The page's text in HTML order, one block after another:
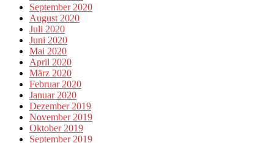
September 2020
August 2020
Juli 2020
Juni 2020
Mai 2020
April 2020
März 2020
Februar 2020
Januar 2020
Dezember 2019
November 2019
Oktober 2019
September 2019